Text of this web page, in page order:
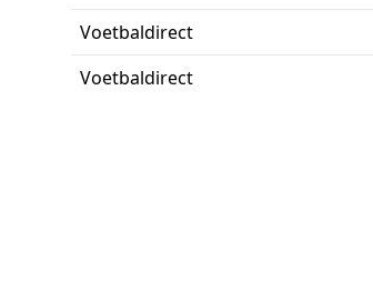
Voetbaldirect
Voetbaldirect